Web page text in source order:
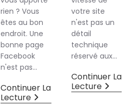
rien ? Vous
êtes au bon
endroit. Une
bonne page
Facebook
n'est pas…
Continuer La
Lecture
votre site
n'est pas un
détail
technique
réservé aux…
Continuer La
Lecture